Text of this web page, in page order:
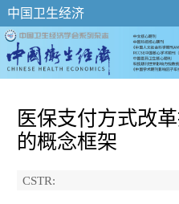
中国卫生经济
医保支付方式改
的概念框架
CSTR: